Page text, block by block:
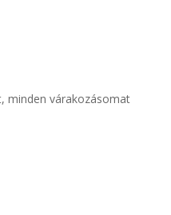
minden várakozásomat